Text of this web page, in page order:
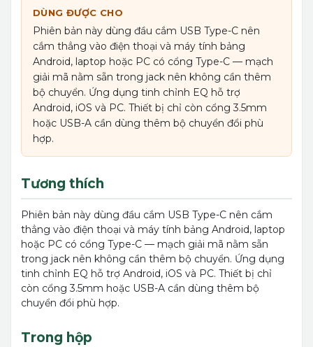
DÙNG ĐƯỢC CHO
Phiên bản này dùng đầu cắm USB Type-C nên
cắm thẳng vào điện thoại và máy tính bảng
Android, laptop hoặc PC có cổng Type-C — mạch
giải mã nằm sẵn trong jack nên không cần thêm
bộ chuyển. Ứng dụng tinh chỉnh EQ hỗ trợ
Android, iOS và PC. Thiết bị chỉ còn cổng 3.5mm
hoặc USB-A cần dùng thêm bộ chuyển đổi phù
hợp.
Tương thích
Phiên bản này dùng đầu cắm USB Type-C nên cắm
thẳng vào điện thoại và máy tính bảng Android, laptop
hoặc PC có cổng Type-C — mạch giải mã nằm sẵn
trong jack nên không cần thêm bộ chuyển. Ứng dụng
tinh chỉnh EQ hỗ trợ Android, iOS và PC. Thiết bị chỉ
còn cổng 3.5mm hoặc USB-A cần dùng thêm bộ
chuyển đổi phù hợp.
Trong hộp